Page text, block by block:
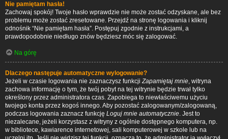
Nie pamiętam hasła!
Zachowaj spokój! Twoje hasło wprawdzie nie może zostać odzyskane, ale bez
problemu może zostać zresetowane. Przejdź na stronę logowania i kliknij
odnośnik “Nie pamiętam hasła”. Postępuj zgodnie z instrukcjami, a
prawdopodobnie niedługo znów będziesz móc się zalogować.
Na górę
Dlaczego następuje automatyczne wylogowanie?
Jeżeli w czasie logowania nie zaznaczysz funkcjiZapamiętaj mnie, witryna
zachowa informację o tym, że twój pobyt na tej witrynie będzie trwał tylko
określony przez administratora czas. Zapobiega to niewłaściwemu użyciu
twojego konta przez kogoś innego. Aby pozostać zalogowanym/zalogowaną,
podczas logowania zaznacz funkcję Loguj mnie automatycznie. Jest to
niezalecane, jeżeli korzystasz z witryny z ogólnie dostępnego komputera, np.
w bibliotece, kawiarence internetowej, sali komputerowej w szkole lub na